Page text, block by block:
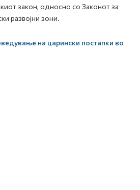
закон, односно со Законот за
развојни зони.
на царински постапки во